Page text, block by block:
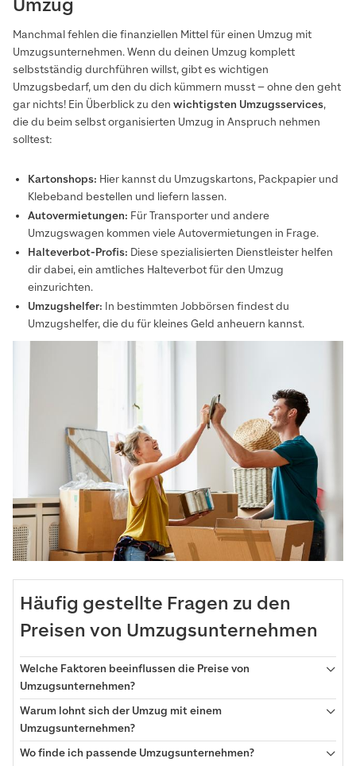
Umzug
Manchmal fehlen die finanziellen Mittel für einen Umzug mit
Umzugsunternehmen. Wenn du deinen Umzug komplett
selbstständig durchführen willst, gibt es wichtigen
Umzugsbedarf, um den du dich kümmern musst – ohne den geht
gar nichts! Ein Überblick zu den wichtigsten Umzugsservices,
die du beim selbst organisierten Umzug in Anspruch nehmen
solltest:
Kartonshops: Hier kannst du Umzugskartons, Packpapier und
Klebeband bestellen und liefern lassen.
Autovermietungen: Für Transporter und andere
Umzugswagen kommen viele Autovermietungen in Frage.
Halteverbot-Profis: Diese spezialisierten Dienstleister helfen
dir dabei, ein amtliches Halteverbot für den Umzug
einzurichten.
Umzugshelfer: In bestimmten Jobbörsen findest du
Umzugshelfer, die du für kleines Geld anheuern kannst.
Häufig gestellte Fragen zu den
Preisen von Umzugsunternehmen
Welche Faktoren beeinflussen die Preise von
Umzugsunternehmen?
Warum lohnt sich der Umzug mit einem
Umzugsunternehmen?
Wo finde ich passende Umzugsunternehmen?